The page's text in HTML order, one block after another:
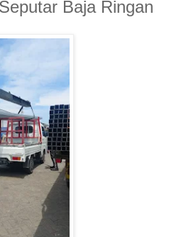
Baja Ringan